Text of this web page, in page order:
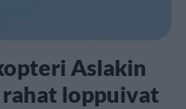
Aslakin
loppuivat